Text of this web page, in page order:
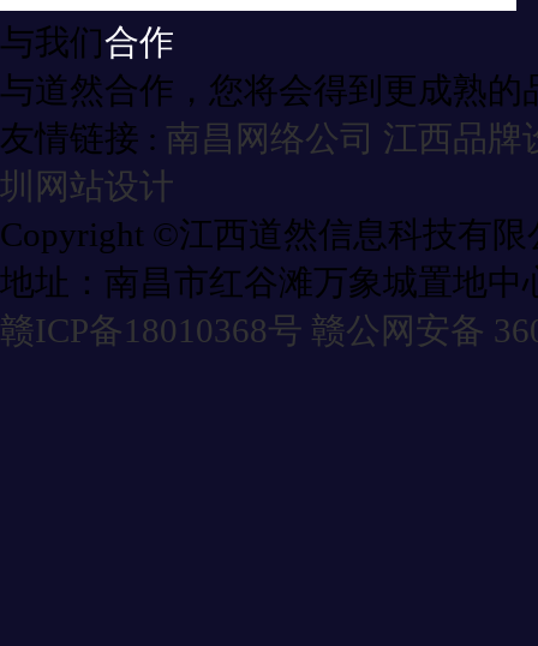
与我们合作
与道然合作，您将会得到更成熟的
友情链接 : 南昌网络公司 江西品牌
圳网站设计
Copyright ©江西道然信息科技有限
地址：南昌市红谷滩万象城置地中
赣ICP备18010368号 赣公网安备